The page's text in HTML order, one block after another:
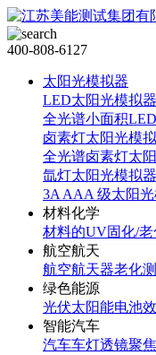
400-808-6127
太阳光模拟器
LED太阳光模拟器
全光谱小面积
卤素灯太阳光模
全光谱卤素灯太
氙灯太阳光模拟器
3A AAA 级太阳
材料化学
材料的UV固化/
航空航天
航空航天器老化
绿色能源
光伏太阳能电池
智能汽车
汽车车灯透镜聚